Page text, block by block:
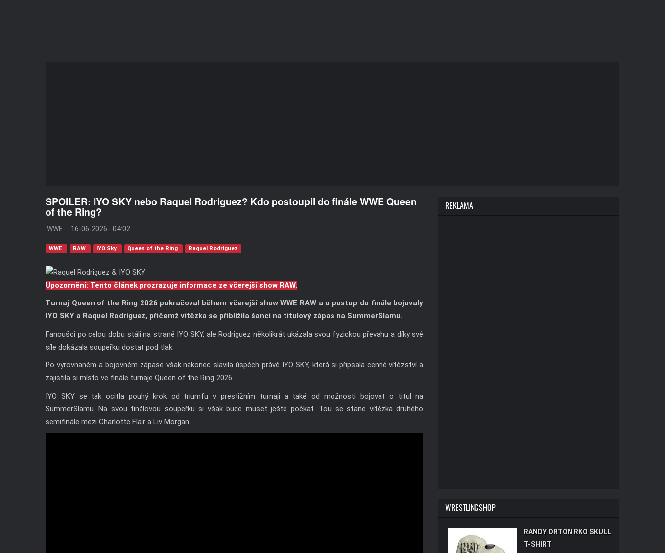
SPOILER: IYO SKY nebo Raquel Rodriguez? Kdo postoupil do finále WWE Queen
of the Ring?
WWE 16-06-2026 - 04:02
WWE RAW IYO Sky Queen of the Ring Raquel Rodriguez
Upozornění: Tento článek prozrazuje informace ze včerejší show RAW.
Turnaj Queen of the Ring 2026 pokračoval během včerejší show WWE RAW a o postup do finále bojovaly
IYO SKY a Raquel Rodriguez, přičemž vítězka se přiblížila šanci na titulový zápas na SummerSlamu.
Fanoušci po celou dobu stáli na straně IYO SKY, ale Rodriguez několikrát ukázala svou fyzickou převahu a díky své
síle dokázala soupeřku dostat pod tlak.
Po vyrovnaném a bojovném zápase však nakonec slavila úspěch právě IYO SKY, která si připsala cenné vítězství a
zajistila si místo ve finále turnaje Queen of the Ring 2026.
IYO SKY se tak ocitla pouhý krok od triumfu v prestižním turnaji a také od možnosti bojovat o titul na
SummerSlamu. Na svou finálovou soupeřku si však bude muset ještě počkat. Tou se stane vítězka druhého
semifinále mezi Charlotte Flair a Liv Morgan.
REKLAMA
WRESTLINGSHOP
RANDY ORTON RKO SKULL
T-SHIRT